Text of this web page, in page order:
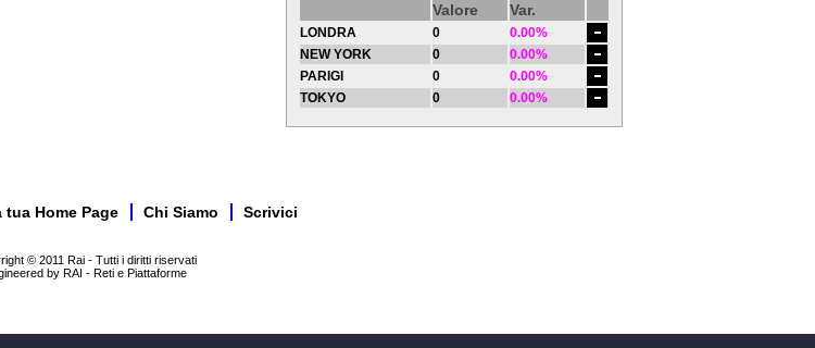
Valore Var.
LONDRA 0
0.00%
NEW YORK
0
0.00%
PARIGI
0
0.00%
TOKYO
0 0.00%
tua Home Page Chi Siamo Scrivici
© 2011 Rai - Tutti i diritti riservati
by RAI - Reti e Piattaforme